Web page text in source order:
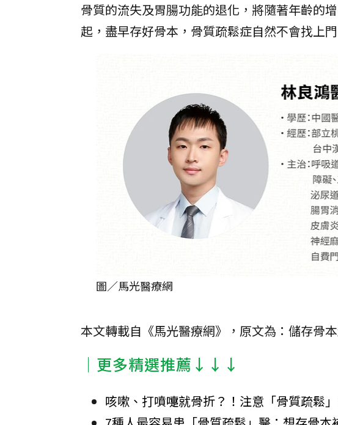
骨質的流失及胃腸功能的退化，將隨著年齡的
起，盡早存好骨本，骨質疏鬆症自然不會找上門
圖／馬光醫療網
本文轉載自《馬光醫療網》，原文為：儲存骨
│更多精選推薦↓↓↓
咳嗽、打噴嚏就骨折？！注意「骨質疏鬆